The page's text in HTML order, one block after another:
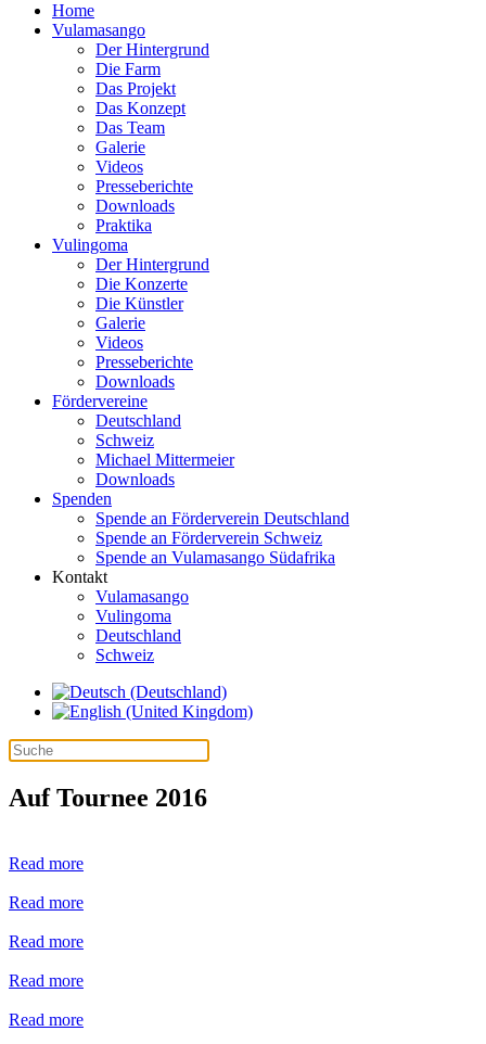
Home
Vulamasango
Der Hintergrund
Die Farm
Das Projekt
Das Konzept
Das Team
Galerie
Videos
Presseberichte
Downloads
Praktika
Vulingoma
Der Hintergrund
Die Konzerte
Die Künstler
Galerie
Videos
Presseberichte
Downloads
Fördervereine
Deutschland
Schweiz
Michael Mittermeier
Downloads
Spenden
Spende an Förderverein Deutschland
Spende an Förderverein Schweiz
Spende an Vulamasango Südafrika
Kontakt
Vulamasango
Vulingoma
Deutschland
Schweiz
Auf Tournee 2016
Read more
Read more
Read more
Read more
Read more